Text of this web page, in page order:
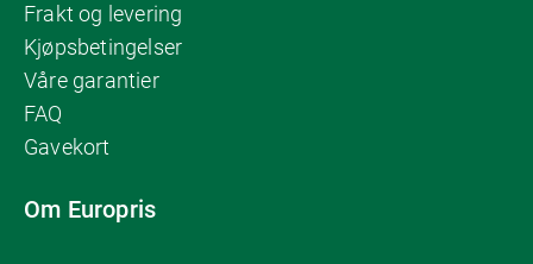
Frakt og levering
Kjøpsbetingelser
Våre garantier
FAQ
Gavekort
Om Europris